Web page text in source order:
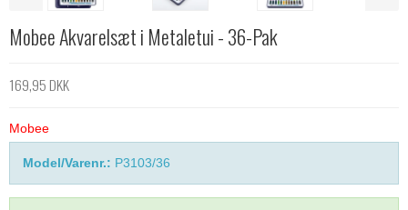
Mobee Akvarelsæt i Metaletui - 36-Pak
169,95 DKK
Mobee
Model/Varenr.: P3103/36